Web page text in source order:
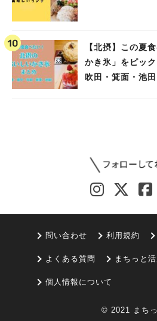
【北摂】この夏
かき氷」をピッ
吹田・箕面・池田
問い合わせ 利用規約
よくある質問 まちっと
個人情報について
© 2021 まち